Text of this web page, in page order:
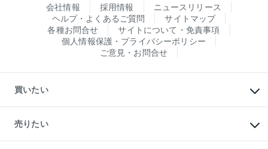
会社情報 採用情報
ニュースリリース
ヘルプ・よくあるご質問
サイトマップ
各種お問合せ
サイトについて・免責事項
個人情報保護・プライバシーポリシー
ご意見・お問合せ
買いたい
新築・分譲マンションの購入
中古マンションの購入
一戸建ての購入
売りたい